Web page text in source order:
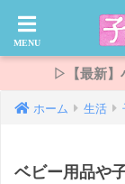
▷【最新】
ホーム 生活
ベビー用品や